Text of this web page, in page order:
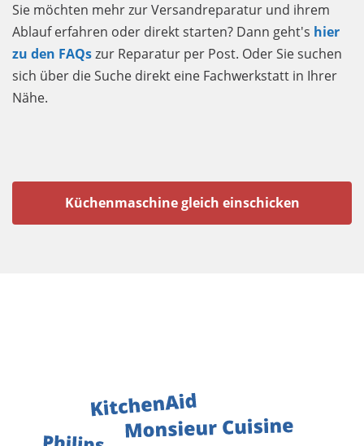
Sie möchten mehr zur Versandreparatur und ihrem
Ablauf erfahren oder direkt starten? Dann geht's hier
zu den FAQszur Reparatur per Post. Oder Sie suchen
sich über die Suche direkt eine Fachwerkstatt in Ihrer
Nähe.
Küchenmaschine gleich einschicken